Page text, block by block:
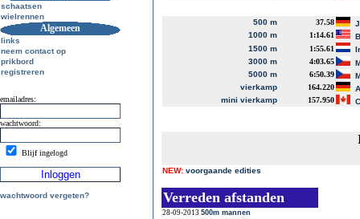
schaatsen
wielrennen
Algemeen
links
neem contact op
prikbord
registreren
emailadres:
wachtwoord:
Blijf ingelogd
wachtwoord vergeten?
500 m 37.58
1000 m
1:14.61
1500 m
1:55.61
3000 m
4:03.65
5000 m
6:50.39
vierkamp
164.220
mini vierkamp
157.950
NEW: voorgaande edities
Verreden afstanden
28-09-2013 500m mannen